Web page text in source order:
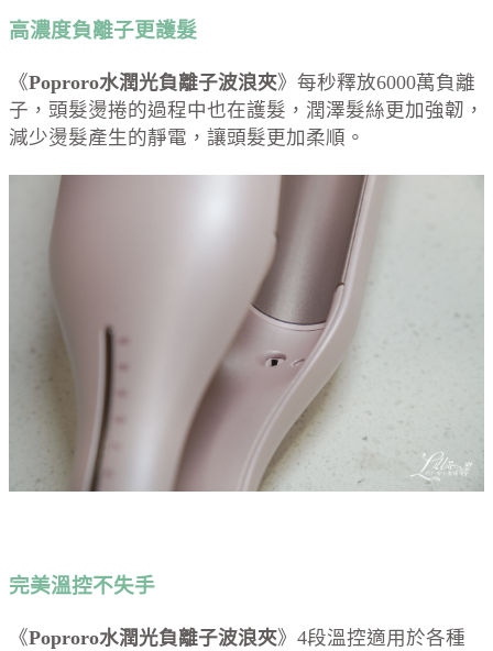
高濃度負離子更護髮
《Poproro水潤光負離子波浪夾》每秒釋放6000萬負離
子，頭髮燙捲的過程中也在護髮，潤澤髮絲更加強韌，
減少燙髮產生的靜電，讓頭髮更加柔順。
完美溫控不失手
《Poproro水潤光負離子波浪夾》4段溫控適用於各種